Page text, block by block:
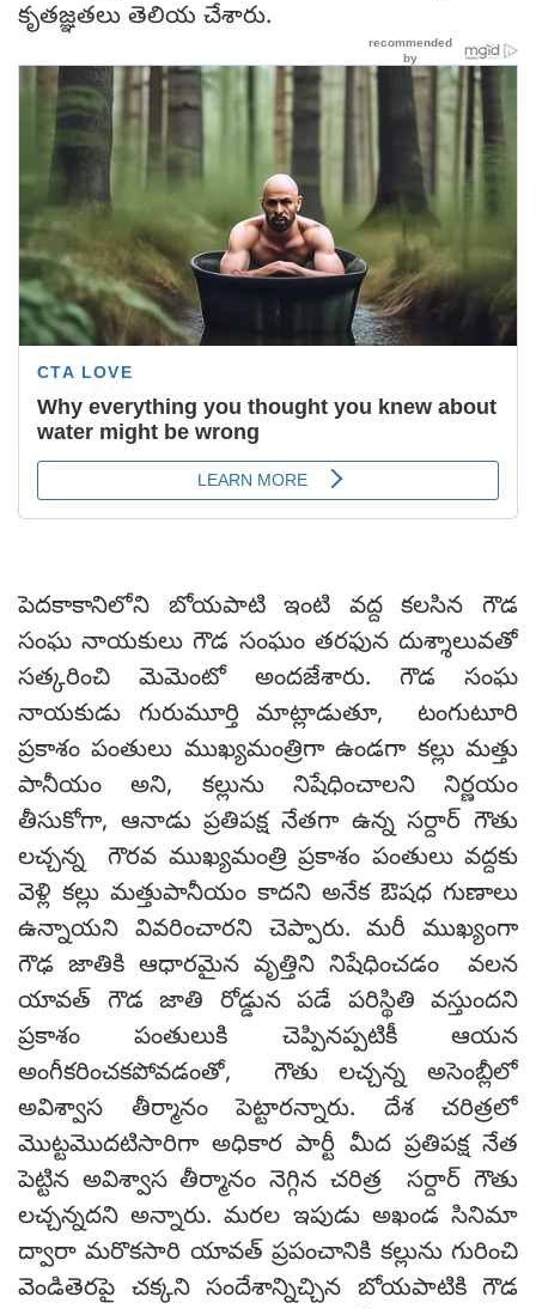
కృతజ్ఞతలు తెలియ చేశారు.
పెదకాకానిలోని బోయపాటి ఇంటి వద్ద కలసిన గౌడ
సంఘ నాయకులు గౌడ సంఘం తరఫున దుశ్శాలువతో
సత్కరించి మెమెంటో అందజేశారు. గౌడ సంఘ
నాయకుడు గురుమూర్తి మాట్లాడుతూ, టంగుటూరి
ప్రకాశం పంతులు ముఖ్యమంత్రిగా ఉండగా కల్లు మత్తు
పానీయం అని, కల్లును నిషేధించాలని నిర్ణయం
తీసుకోగా, ఆనాడు ప్రతిపక్ష నేతగా ఉన్న సర్దార్ గౌతు
లచ్చన్న గౌరవ ముఖ్యమంత్రి ప్రకాశం పంతులు వద్దకు
వెళ్లి కల్లు మత్తుపానీయం కాదని అనేక ఔషధ గుణాలు
ఉన్నాయని వివ‌రించార‌ని చెప్పారు. మరీ ముఖ్యంగా
గౌఢ‌ జాతికి ఆధారమైన వృత్తిని నిషేధించడం వలన
యావత్ గౌడ జాతి రోడ్డున పడే పరిస్థితి వస్తుందని
ప్రకాశం పంతులుకి చెప్పినప్పటికీ ఆయన
అంగీకరించకపోవడంతో, గౌతు లచ్చన్న అసెంబ్లీలో
అవిశ్వాస తీర్మానం పెట్టార‌న్నారు. దేశ చరిత్రలో
మొట్టమొదటిసారిగా అధికార పార్టీ మీద ప్రతిపక్ష నేత
పెట్టిన అవిశ్వాస తీర్మానం నెగ్గిన చరిత్ర సర్దార్ గౌతు
లచ్చన్నదని అన్నారు. మరల ఇపుడు అఖండ సినిమా
ద్వారా మరొకసారి యావత్ ప్రపంచానికి కల్లును గురించి
వెండితెరపై చక్కని సందేశాన్నిచ్చిన బోయపాటికి గౌడ